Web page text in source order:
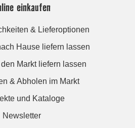
einkaufen
& Lieferoptionen
Hause liefern lassen
Markt liefern lassen
& Abholen im Markt
und Kataloge
Newsletter